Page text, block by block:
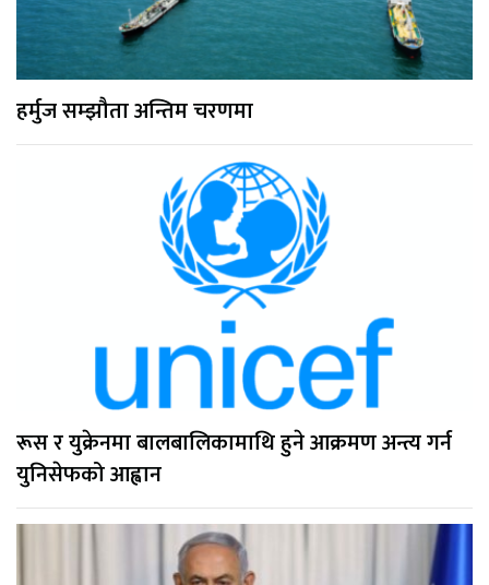
हर्मुज सम्झौता अन्तिम चरणमा
रूस र युक्रेनमा बालबालिकामाथि हुने आक्रमण अन्त्य गर्न
युनिसेफको आह्वान